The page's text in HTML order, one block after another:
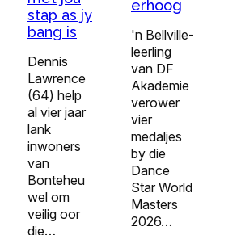
stap as jy
bang is
Dennis
Lawrence
(64) help
al vier jaar
lank
inwoners
van
Bonteheu
wel om
veilig oor
die…
erhoog
'n Bellville-
leerling
van DF
Akademie
verower
vier
medaljes
by die
Dance
Star World
Masters
2026…